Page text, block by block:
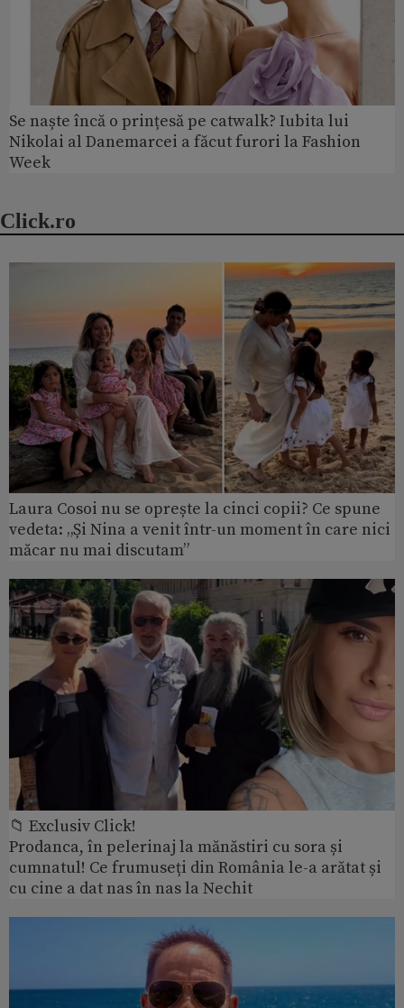
Se naște încă o prințesă pe catwalk? Iubita lui
Nikolai al Danemarcei a făcut furori la Fashion
Week
Click.ro
Laura Cosoi nu se oprește la cinci copii? Ce spune
vedeta: „Și Nina a venit într-un moment în care nici
măcar nu mai discutam”
📁 Exclusiv Click!
Prodanca, în pelerinaj la mănăstiri cu sora și
cumnatul! Ce frumuseți din România le-a arătat și
cu cine a dat nas în nas la Nechit